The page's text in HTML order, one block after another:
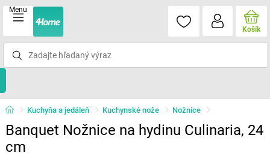
Menu
Košík
Kuchyňa a jedáleň Kuchynské nože Nožnice
Banquet Nožnice na hydinu Culinaria, 24
cm